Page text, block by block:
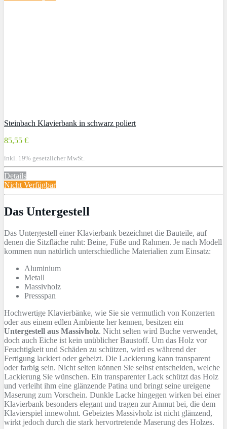
Steinbach Klavierbank in schwarz poliert
85,55 €
inkl. 19% gesetzlicher MwSt.
Details
Nicht Verfügbar
Das Untergestell
Das Untergestell einer Klavierbank bezeichnet die Bauteile, auf
denen die Sitzfläche ruht: Beine, Füße und Rahmen. Je nach Modell
kommen nun natürlich unterschiedliche Materialien zum Einsatz:
Aluminium
Metall
Massivholz
Pressspan
Hochwertige Klavierbänke, wie Sie sie vermutlich von Konzerten
oder aus einem edlen Ambiente her kennen, besitzen ein
Untergestell aus Massivholz. Nicht selten wird Buche verwendet,
doch auch Eiche ist kein unüblicher Baustoff. Um das Holz vor
Feuchtigkeit und Schäden zu schützen, wird es während der
Fertigung lackiert oder gebeizt. Die Lackierung kann transparent
oder farbig sein. Nicht selten können Sie selbst entscheiden, welche
Lackierung Sie wünschen. Ein transparenter Lack schützt das Holz
und verleiht ihm eine glänzende Patina und bringt seine ureigene
Maserung zum Vorschein. Dunkle Lacke hingegen wirken bei einer
Klavierbank besonders elegant und tragen zur Anmut bei, die dem
Klavierspiel innewohnt. Gebeiztes Massivholz ist nicht glänzend,
wirkt jedoch durch die stark hervortretende Maserung des Holzes.